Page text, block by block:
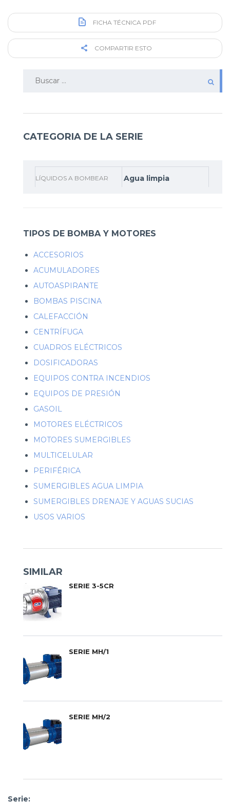
FICHA TÉCNICA PDF
COMPARTIR ESTO
CATEGORIA DE LA SERIE
LÍQUIDOS A BOMBEAR Agua limpia
TIPOS DE BOMBA Y MOTORES
ACCESORIOS
ACUMULADORES
AUTOASPIRANTE
BOMBAS PISCINA
CALEFACCIÓN
CENTRÍFUGA
CUADROS ELÉCTRICOS
DOSIFICADORAS
EQUIPOS CONTRA INCENDIOS
EQUIPOS DE PRESIÓN
GASOIL
MOTORES ELÉCTRICOS
MOTORES SUMERGIBLES
MULTICELULAR
PERIFÉRICA
SUMERGIBLES AGUA LIMPIA
SUMERGIBLES DRENAJE Y AGUAS SUCIAS
USOS VARIOS
SIMILAR
SERIE 3-5CR
SERIE MH/1
SERIE MH/2
Serie: